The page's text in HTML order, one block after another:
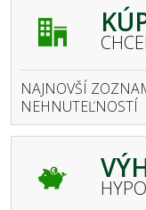
NAJNOVŠÍ
NEHNUTEĽNOSTÍ